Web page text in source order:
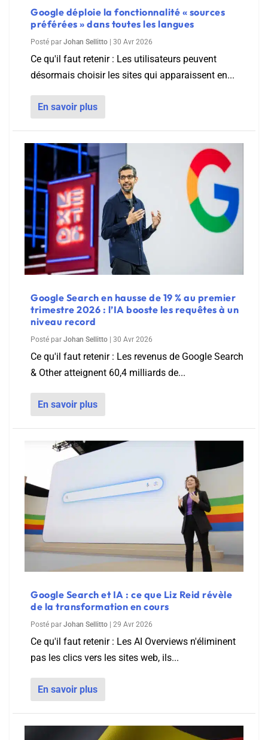
Google déploie la fonctionnalité « sources
préférées » dans toutes les langues
Posté par Johan Sellitto 30 Avr 2026
Ce qu'il faut retenir : Les utilisateurs peuvent
désormais choisir les sites qui apparaissent en...
En savoir plus
Google Search en hausse de 19 % au premier
trimestre 2026 : l’IA booste les requêtes à un
niveau record
Posté par Johan Sellitto 30 Avr 2026
Ce qu'il faut retenir : Les revenus de Google Search
& Other atteignent 60,4 milliards de...
En savoir plus
Google Search et IA : ce que Liz Reid révèle
de la transformation en cours
Posté par Johan Sellitto 29 Avr 2026
Ce qu'il faut retenir : Les AI Overviews n'éliminent
pas les clics vers les sites web, ils...
En savoir plus